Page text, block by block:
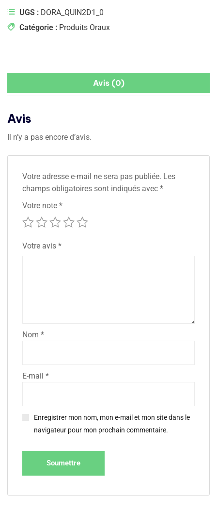
UGS : DORA_QUIN2D1_0
Catégorie : Produits Oraux
Avis (0)
Avis
Il n’y a pas encore d’avis.
Votre adresse e-mail ne sera pas publiée. Les
champs obligatoires sont indiqués avec *
Votre note *
Votre avis *
Nom *
E-mail *
Enregistrer mon nom, mon e-mail et mon site dans le
navigateur pour mon prochain commentaire.